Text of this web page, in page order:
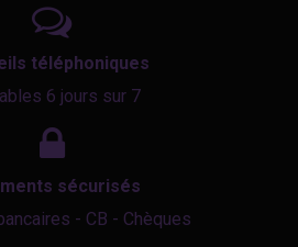
téléphoniques
6 jours sur 7
sécurisés
- CB - Chèques